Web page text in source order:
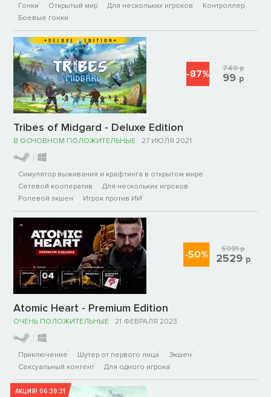
Гонки Открытый мир Для нескольких игроков
Контроллер
Боевые гонки
Tribes of Midgard - Deluxe Edition
В ОСНОВНОМ ПОЛОЖИТЕЛЬНЫЕ 27 ИЮЛЯ 2021
Симулятор выживания и крафтинга в открытом мире
Сетевой кооператив
Для нескольких игроков
Ролевой экшен
Игрок против ИИ
-87% 749р
99 р
Atomic Heart - Premium Edition
ОЧЕНЬ ПОЛОЖИТЕЛЬНЫЕ 21 ФЕВРАЛЯ 2023
Приключение Шутер от первого лица
Экшен
Сексуальный контент
Для одного игрока
-50% 5091р
2529 р
АКЦИЯ!06:39:31